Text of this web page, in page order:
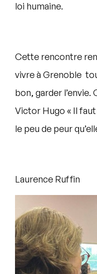
loi humaine.
Cette rencontre
vivre à Grenoble
bon, garder
Victor Hugo « Il
le peu de peur
Laurence Ruffin